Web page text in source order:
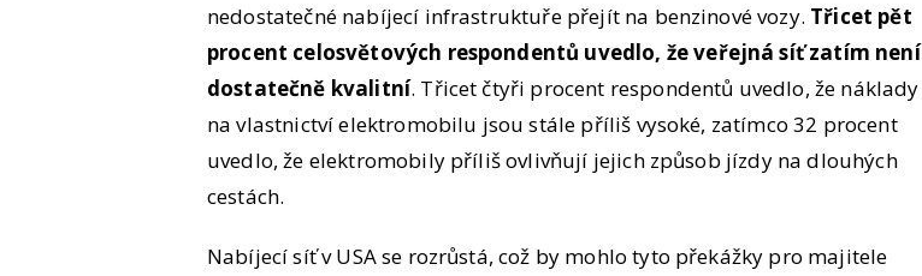
nedostatečné nabíjecí infrastruktuře přejít na benzinové vozy. Třicet pět
procent celosvětových respondentů uvedlo, že veřejná síť zatím není
dostatečně kvalitní. Třicet čtyři procent respondentů uvedlo, že náklady
na vlastnictví elektromobilu jsou stále příliš vysoké, zatímco 32 procent
uvedlo, že elektromobily příliš ovlivňují jejich způsob jízdy na dlouhých
cestách.
Nabíjecí síť v USA se rozrůstá, což by mohlo tyto překážky pro majitele